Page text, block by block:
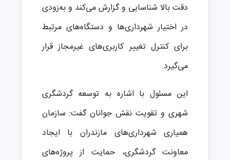
دقت بالا شناسایی و گزارش می‌کند و به‌زودی
در اختیار شهرداری‌ها و دستگاه‌های مرتبط
برای کنترل تغییر کاربری‌های غیرمجاز قرار
می‌گیرد.
این مسئول با اشاره به توسعه گردشگری
شهری و تقویت نقش جوانان گفت: سازمان
همیاری شهرداری‌های مازندران با ایجاد
معاونت گردشگری، حمایت از پروژه‌های